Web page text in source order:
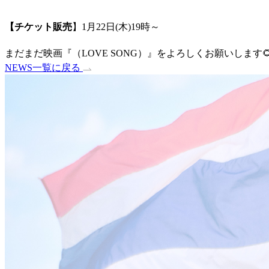
【チケット販売】1月22日(木)19時～
まだまだ映画『（LOVE SONG）』をよろしくお願いします
NEWS一覧に戻る